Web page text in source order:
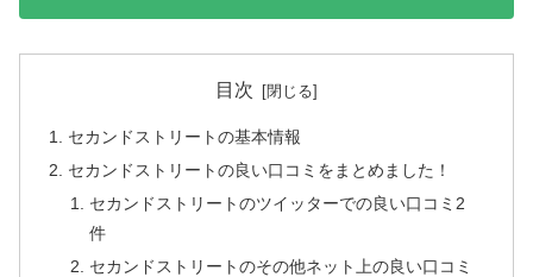
目次
セカンドストリートの基本情報
セカンドストリートの良い口コミをまとめました！
セカンドストリートのツイッターでの良い口コミ2
件
セカンドストリートのその他ネット上の良い口コミ